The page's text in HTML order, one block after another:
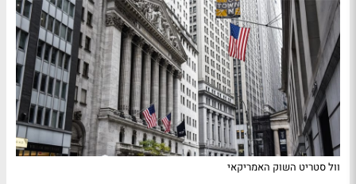
וול סטריט השוק האמריקאי